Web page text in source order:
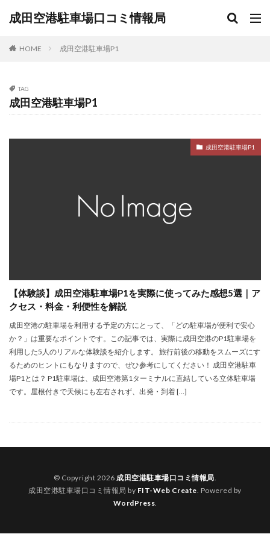
成田空港駐車場口コミ情報局
HOME 成田空港駐車場P1
TAG
成田空港駐車場P1
成田空港駐車場P1
【体験談】成田空港駐車場P1を実際に使ってみた感想5選｜ア
クセス・料金・利便性を解説
成田空港の駐車場を利用する予定の方にとって、「どの駐車場が便利で安心
か？」は重要なポイントです。この記事では、実際に成田空港のP1駐車場を
利用した5人のリアルな体験談を紹介します。 旅行前後の移動をスムーズにす
るためのヒントにもなりますので、ぜひ参考にしてください！ 成田空港駐車
場P1とは？ P1駐車場は、成田空港第1ターミナルに直結している立体駐車場
です。屋根付きで天候にも左右されず、出発・到着 […]
© Copyright 2026成田空港駐車場口コミ情報局.
成田空港駐車場口コミ情報局 by FIT-Web Create. Powered by
WordPress.